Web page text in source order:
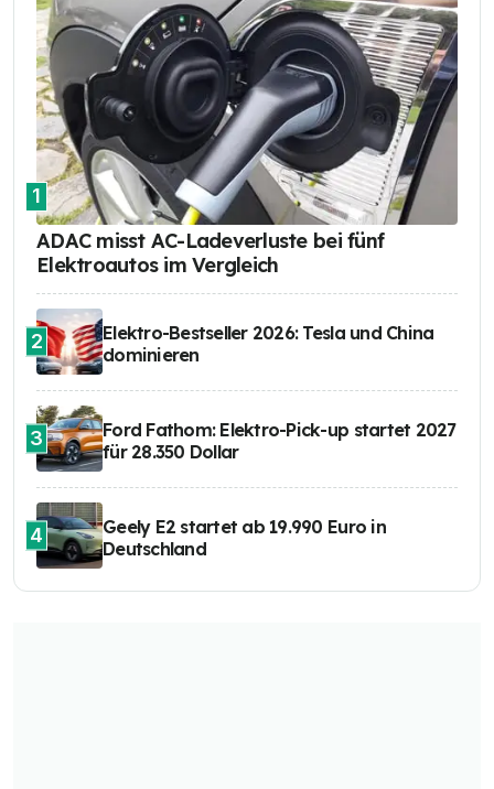
1
ADAC misst AC-Ladeverluste bei fünf
Elektroautos im Vergleich
2
Elektro-Bestseller 2026: Tesla und China
dominieren
3
Ford Fathom: Elektro-Pick-up startet 2027
für 28.350 Dollar
4
Geely E2 startet ab 19.990 Euro in
Deutschland